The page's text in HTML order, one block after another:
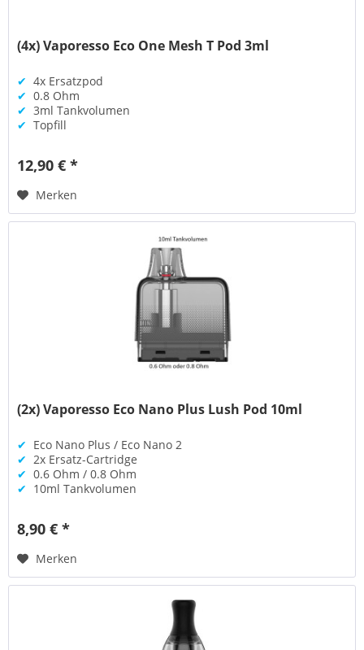
(4x) Vaporesso Eco One Mesh T Pod 3ml
✔ 4x Ersatzpod
✔ 0.8 Ohm
✔ 3ml Tankvolumen
✔ Topfill
12,90 € *
Merken
(2x) Vaporesso Eco Nano Plus Lush Pod 10ml
✔ Eco Nano Plus / Eco Nano 2
✔ 2x Ersatz-Cartridge
✔ 0.6 Ohm / 0.8 Ohm
✔ 10ml Tankvolumen
8,90 € *
Merken